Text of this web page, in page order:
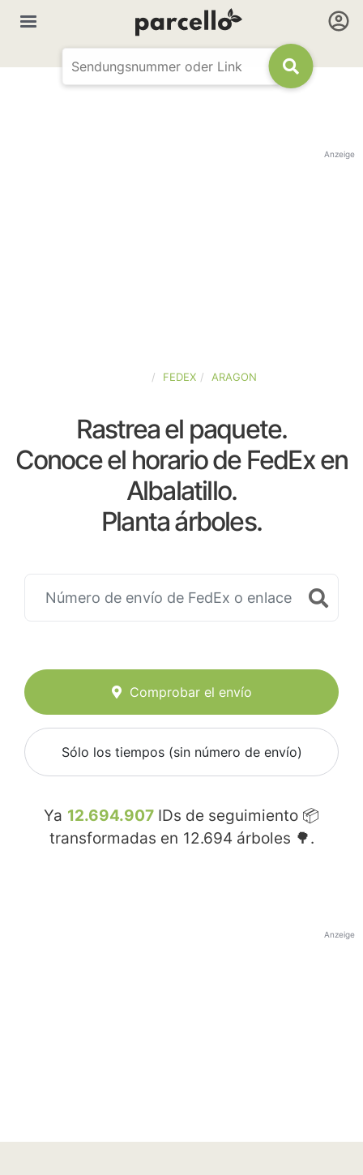
Anzeige
FEDEX ARAGON
Rastrea el paquete.
Conoce el horario de FedEx en
Albalatillo.
Planta árboles.
Comprobar el envío
Sólo los tiempos (sin número de envío)
Ya 12.694.907 IDs de seguimiento 📦
transformadas en 12.694 árboles 🌳.
Anzeige